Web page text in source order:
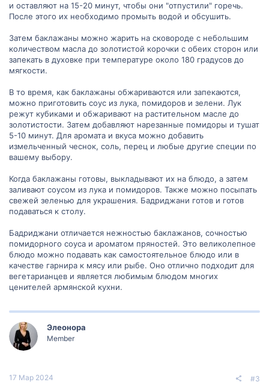
и оставляют на 15-20 минут, чтобы они "отпустили" горечь.
После этого их необходимо промыть водой и обсушить.
Затем баклажаны можно жарить на сковороде с небольшим
количеством масла до золотистой корочки с обеих сторон или
запекать в духовке при температуре около 180 градусов до
мягкости.
В то время, как баклажаны обжариваются или запекаются,
можно приготовить соус из лука, помидоров и зелени. Лук
режут кубиками и обжаривают на растительном масле до
золотистости. Затем добавляют нарезанные помидоры и тушат
5-10 минут. Для аромата и вкуса можно добавить
измельченный чеснок, соль, перец и любые другие специи по
вашему выбору.
Когда баклажаны готовы, выкладывают их на блюдо, а затем
заливают соусом из лука и помидоров. Также можно посыпать
свежей зеленью для украшения. Бадриджани готов и готов
подаваться к столу.
Бадриджани отличается нежностью баклажанов, сочностью
помидорного соуса и ароматом пряностей. Это великолепное
блюдо можно подавать как самостоятельное блюдо или в
качестве гарнира к мясу или рыбе. Оно отлично подходит для
вегетарианцев и является любимым блюдом многих
ценителей армянской кухни.
Элеонора
Member
17 Мар 2024 #3